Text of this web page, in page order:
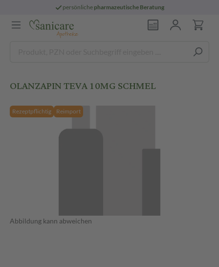
persönliche pharmazeutische Beratung
OLANZAPIN TEVA 10MG SCHMEL
Rezeptpflichtig Reimport
Abbildung kann abweichen